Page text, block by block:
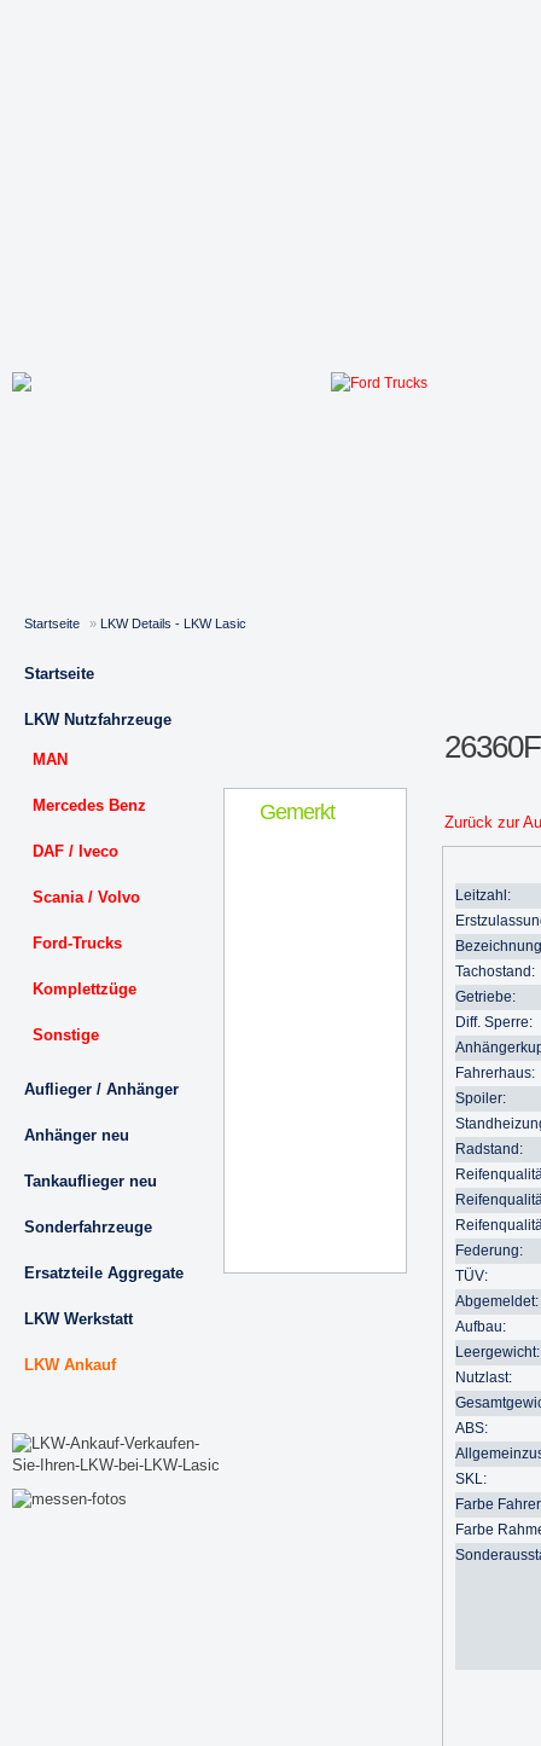
Startseite » LKW Details - LKW Lasic
Startseite
LKW Nutzfahrzeuge
MAN
Mercedes Benz
DAF / Iveco
Scania / Volvo
Ford-Trucks
Komplettzüge
Sonstige
Auflieger / Anhänger
Anhänger neu
Tankauflieger neu
Sonderfahrzeuge
Ersatzteile Aggregate
LKW Werkstatt
LKW Ankauf
Gemerkt Zurück zur
Leitzahl:
Tachostand:
Getriebe:
Diff. Sperre:
Fahrerhaus:
Spoiler:
Radstand:
Federung:
TÜV:
Abgemeldet:
Aufbau:
Leergewicht:
Nutzlast:
ABS:
SKL:
Farbe
Farbe